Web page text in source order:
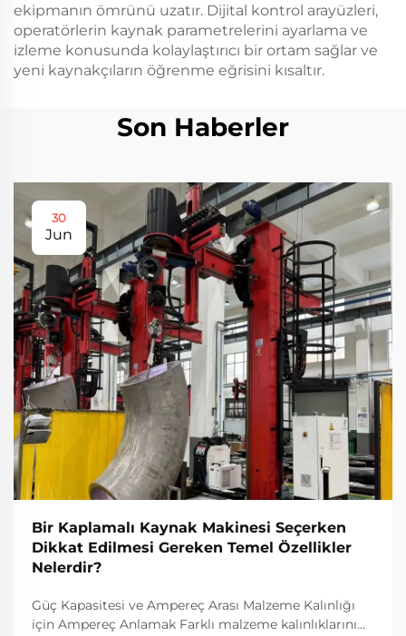
ekipmanın ömrünü uzatır. Dijital kontrol arayüzleri,
operatörlerin kaynak parametrelerini ayarlama ve
izleme konusunda kolaylaştırıcı bir ortam sağlar ve
yeni kaynakçıların öğrenme eğrisini kısaltır.
Son Haberler
30
Jun
Bir Kaplamalı Kaynak Makinesi Seçerken
Dikkat Edilmesi Gereken Temel Özellikler
Nelerdir?
Güç Kapasitesi ve Ampereç Arası Malzeme Kalınlığı
için Ampereç Anlamak Farklı malzeme kalınlıklarını